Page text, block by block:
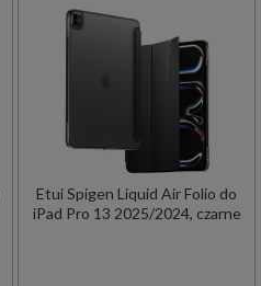
Etui Spigen Liquid Air Folio do
iPad Pro 13 2025/2024, czarne